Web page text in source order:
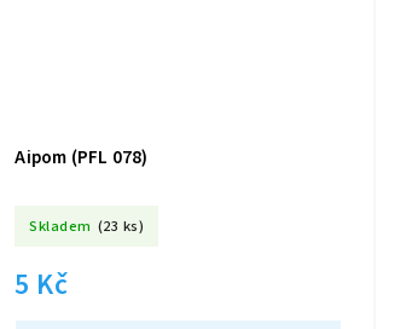
Aipom (PFL 078)
Skladem (23 ks)
5 Kč